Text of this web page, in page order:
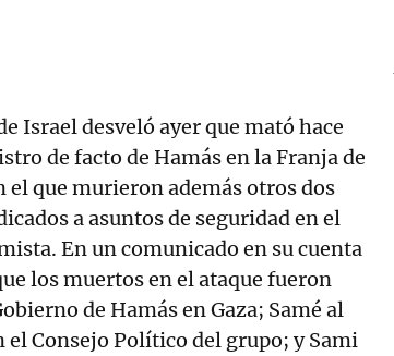
Israel desveló ayer que mató hace
de facto de Hamás en la Franja de
el que murieron además otros dos
a asuntos de seguridad en el
En un comunicado en su cuenta
los muertos en el ataque fueron
de Hamás en Gaza; Samé al
el Consejo Político del grupo; y Sami